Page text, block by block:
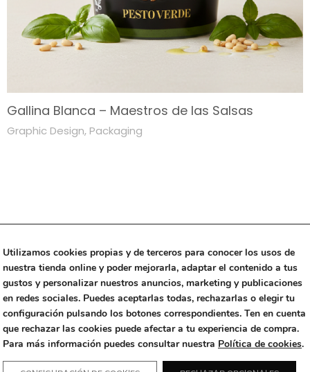
Gallina Blanca – Maestros de las Salsas
Graphic Design, Packaging
Threads
Instagram
Linkedin
Copyright © 2023 Alfalfa Studio | +34 670 499 442 |
Rambla Exposició 59 (Edificio Neàpolis), 08800 Vilanova i la Geltrú
Utilizamos cookies propias y de terceros para conocer los usos de
nuestra tienda online y poder mejorarla, adaptar el contenido a tus
gustos y personalizar nuestros anuncios, marketing y publicaciones
en redes sociales. Puedes aceptarlas todas, rechazarlas o elegir tu
configuración pulsando los botones correspondientes. Ten en cuenta
que rechazar las cookies puede afectar a tu experiencia de compra.
Para más información puedes consultar nuestra Política de cookies.